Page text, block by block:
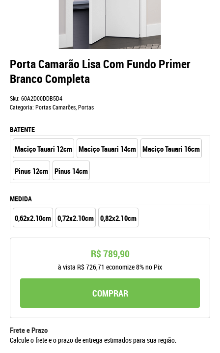
Porta Camarão Lisa Com Fundo Primer
Branco Completa
Sku: 60A2D00DDB5D4
Categoria: Portas Camarões,Portas
BATENTE
Maciço Tauari 12cm Maciço Tauari 14cm Maciço Tauari 16cm
Pinus 12cm Pinus 14cm
MEDIDA
0,62x2.10cm 0,72x2.10cm 0,82x2.10cm
R$ 789,90
à vista R$ 726,71 economize8%no Pix
COMPRAR
Frete e Prazo
Calcule o frete e o prazo de entrega estimados para sua região: